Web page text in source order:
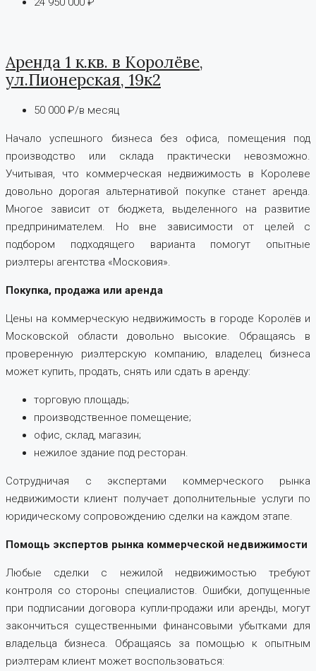
Аренда 1 к.кв. в Королёве,
ул.Пионерская, 19к2
50 000 ₽/в месяц
Начало успешного бизнеса без офиса, помещения под
производство или склада практически невозможно.
Учитывая, что коммерческая недвижимость в Королеве
довольно дорогая альтернативой покупке станет аренда.
Многое зависит от бюджета, выделенного на развитие
предпринимателем. Но вне зависимости от целей с
подбором подходящего варианта помогут опытные
риэлтеры агентства «Московия».
Покупка, продажа или аренда
Цены на коммерческую недвижимость в городе Королёв и
Московской области довольно высокие. Обращаясь в
проверенную риэлтерскую компанию, владелец бизнеса
может купить, продать, снять или сдать в аренду:
торговую площадь;
производственное помещение;
офис, склад, магазин;
нежилое здание под ресторан.
Сотрудничая с экспертами коммерческого рынка
недвижимости клиент получает дополнительные услуги по
юридическому сопровождению сделки на каждом этапе.
Помощь экспертов рынка коммерческой недвижимости
Любые сделки с нежилой недвижимостью требуют
контроля со стороны специалистов. Ошибки, допущенные
при подписании договора купли-продажи или аренды, могут
закончиться существенными финансовыми убытками для
владельца бизнеса. Обращаясь за помощью к опытным
риэлтерам клиент может воспользоваться: